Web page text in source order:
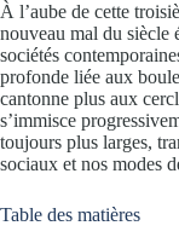
À l’aube de cette
nouveau mal du siècle
sociétés
profonde liée aux
cantonne plus aux
s’immisce
toujours plus larges,
sociaux et nos modes
Table des matières